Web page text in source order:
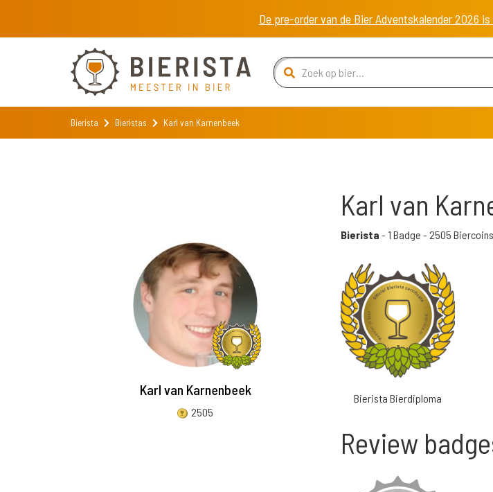
De pre-order van de Bier Adventskalender 2026
Bierista Bieristas Karl van Karnenbeek
Karl van Karnenbeek
2505
Karl van
Bierista - 1 Badge - 2505 Biercoins
Bierista Bierdiploma
Review